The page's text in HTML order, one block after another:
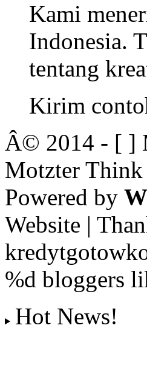
Kami
Indonesia.
tentang
Kirim
Â© 2014 - [ ]
Motzter Think
Powered by
Website |
%d bloggers
Hot News!